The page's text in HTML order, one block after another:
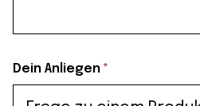
Dein Anliegen *(erforderlich)